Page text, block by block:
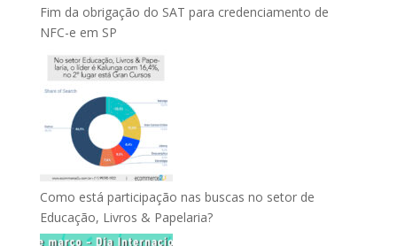
Fim da obrigação do SAT para credenciamento de
NFC-e em SP
Como está participação nas buscas no setor de
Educação, Livros & Papelaria?